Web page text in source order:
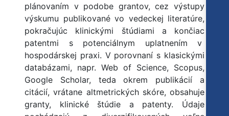
plánovaním v podobe grantov, cez výstupy
výskumu publikované vo vedeckej literatúre,
pokračujúc klinickými štúdiami a končiac
patentmi s potenciálnym uplatnením v
hospodárskej praxi. V porovnaní s klasickými
databázami, napr. Web of Science, Scopus,
Google Scholar, teda okrem publikácií a
citácií, vrátane altmetrických skóre, obsahuje
granty, klinické štúdie a patenty. Údaje